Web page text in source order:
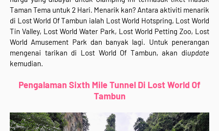
Taman Tema untuk 2 Hari. Menarik kan? Antara aktiviti menarik
di Lost World Of Tambun ialah Lost World Hotspring, Lost World
Tin Valley, Lost World Water Park, Lost World Petting Zoo, Lost
World Amusement Park dan banyak lagi. Untuk penerangan
mengenai tarikan di Lost World Of Tambun, akan diupdate
kemudian.
Pengalaman Sixth Mile Tunnel Di Lost World Of
Tambun